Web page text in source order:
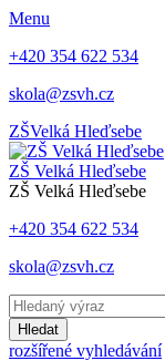
Menu
+420 354 622 534
skola@zsvh.cz
ZŠVelká Hleďsebe
ZŠ Velká Hleďsebe
ZŠ Velká Hleďsebe
+420 354 622 534
skola@zsvh.cz
Hledat
rozšířené vyhledávání